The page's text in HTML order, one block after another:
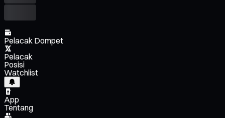
Pelacak Dompet
Pelacak
Posisi
Watchlist
App
Tentang